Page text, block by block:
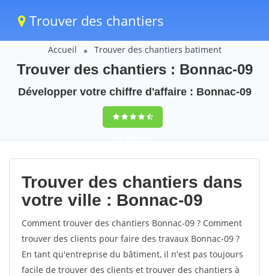
Trouver des chantiers
Accueil Trouver des chantiers batiment
Trouver des chantiers : Bonnac-09
Développer votre chiffre d'affaire : Bonnac-09
9,5(100%)42
votes
Trouver des chantiers dans
votre ville : Bonnac-09
Comment trouver des chantiers Bonnac-09 ? Comment
trouver des clients pour faire des travaux Bonnac-09 ?
En tant qu'entreprise du bâtiment, il n'est pas toujours
facile de trouver des clients et trouver des chantiers à